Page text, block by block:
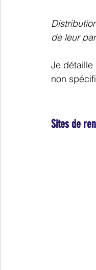
de leur
Je
non
Sites de